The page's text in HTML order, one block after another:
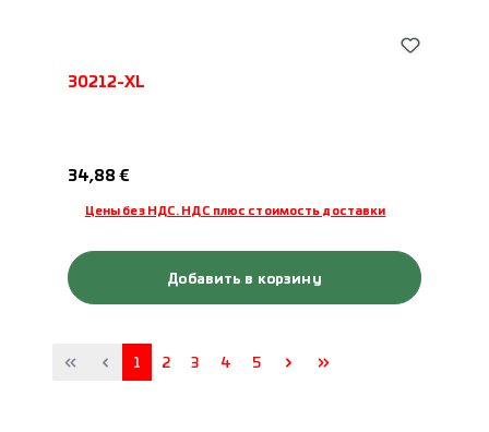
30212-XL
Обычная цена:
34,88 €
Цены без НДС. НДС плюс стоимость доставки
Добавить в корзину
Страница
1 Страница
2 Страница
3 Страница
4 Страница
5